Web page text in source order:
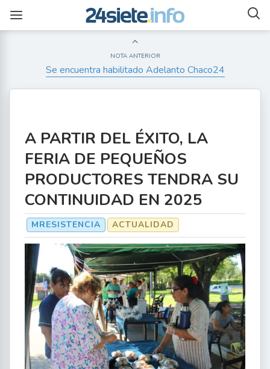
NOTA ANTERIOR
Se encuentra habilitado Adelanto Chaco24
A PARTIR DEL ÉXITO, LA
FERIA DE PEQUEÑOS
PRODUCTORES TENDRA SU
CONTINUIDAD EN 2025
MRESISTENCIA ACTUALIDAD